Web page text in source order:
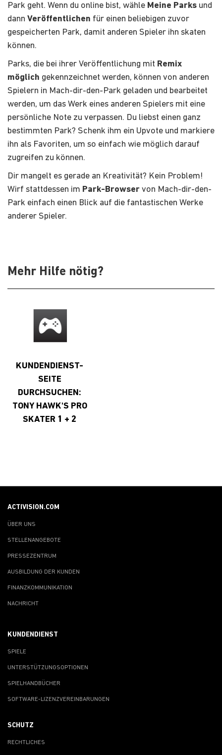
Park geht. Wenn du online bist, wähle Meine Parks und
dann Veröffentlichen für einen beliebigen zuvor
gespeicherten Park, damit anderen Spieler ihn skaten
können.
Parks, die bei ihrer Veröffentlichung mit Remix
möglich gekennzeichnet werden, können von anderen
Spielern in Mach-dir-den-Park geladen und bearbeitet
werden, um das Werk eines anderen Spielers mit eine
persönliche Note zu verpassen. Du liebst einen ganz
bestimmten Park? Schenk ihm ein Upvote und markiere
ihn als Favoriten, um so einfach wie möglich darauf
zugreifen zu können.
Dir mangelt es gerade an Kreativität? Kein Problem!
Wirf stattdessen im Park-Browser von Mach-dir-den-
Park einfach einen Blick auf die fantastischen Werke
anderer Spieler.
Mehr Hilfe nötig?
KUNDENDIENST-
SEITE
DURCHSUCHEN:
TONY HAWK'S PRO
SKATER 1 + 2
ACTIVISION.COM
ÜBER UNS
STELLENANGEBOTE
PRESSEZENTRUM
AUSBILDUNG DER KUNDEN
FINANZKOMMUNIKATION
NACHRICHT
KUNDENDIENST
SPIELE
UNTERSTÜTZUNGSOPTIONEN
SPIELHANDBÜCHER
SOFTWARE-LIZENZVEREINBARUNGEN
SCHUTZ
RECHTLICHES